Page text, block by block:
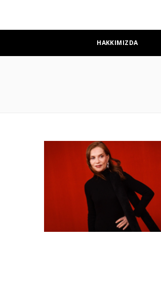
HAKKIMIZDA